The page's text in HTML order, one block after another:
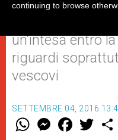
un’intesa entro
riguardi
vescovi
SETTEMBRE 04, 2016
W M
e
F
a w
continuing to browse